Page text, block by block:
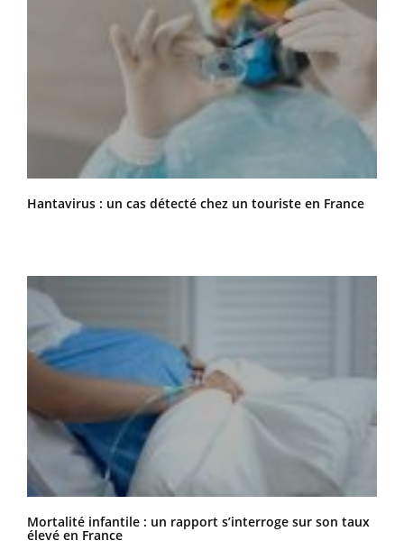
Hantavirus : un cas détecté chez un touriste en France
Mortalité infantile : un rapport s’interroge sur son taux
élevé en France